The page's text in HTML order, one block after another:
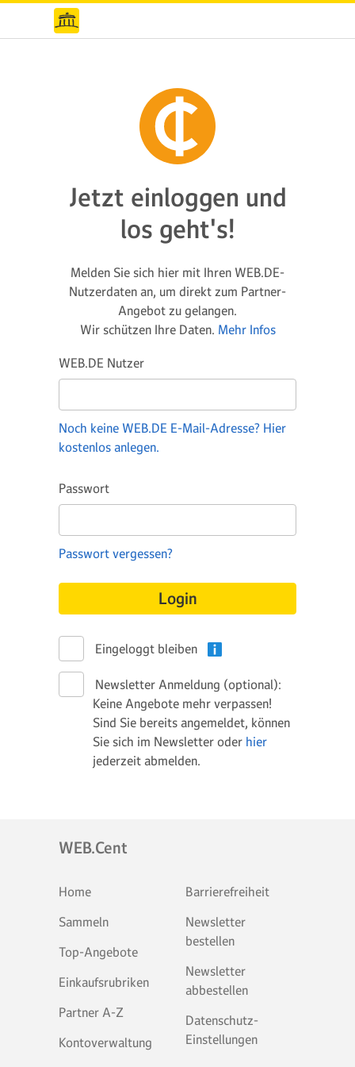
Jetzt einloggen und
los geht's!
Melden Sie sich hier mit Ihren WEB.DE-
Nutzerdaten an, um direkt zum Partner-
Angebot zu gelangen.
Wir schützen Ihre Daten. Mehr Infos
WEB.DE Nutzer
Noch keine WEB.DE E-Mail-Adresse? Hier
kostenlos anlegen.
Passwort
Passwort vergessen?
Login
Eingeloggt bleiben
Newsletter Anmeldung (optional):
Keine Angebote mehr verpassen!
Sind Sie bereits angemeldet, können
Sie sich im Newsletter oder hier
jederzeit abmelden.
WEB.Cent
Home
Sammeln
Top-Angebote
Einkaufsrubriken
Partner A-Z
Kontoverwaltung
Barrierefreiheit
Newsletter
bestellen
Newsletter
abbestellen
Datenschutz-
Einstellungen